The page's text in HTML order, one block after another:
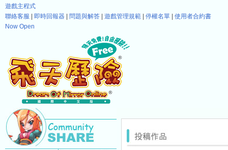
遊戲主程式
聯絡客服
即時回報器 問題與解答 遊戲管理規範 停權名單
使用者合約書
Now Open